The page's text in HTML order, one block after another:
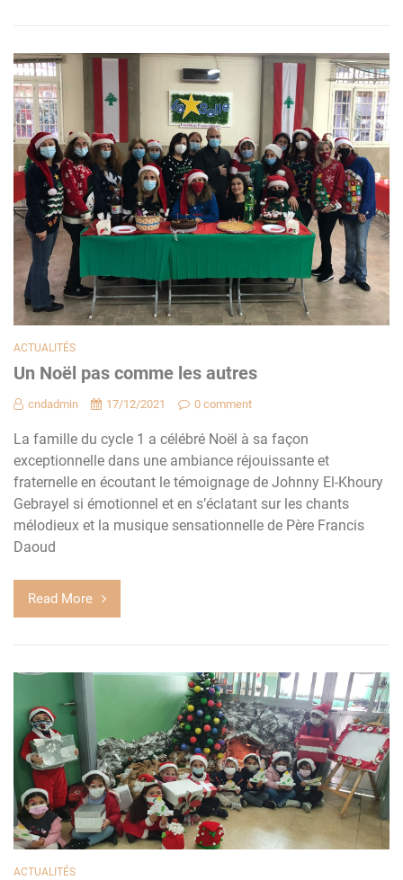
ACTUALITÉS
Un Noël pas comme les autres
cndadmin 17/12/2021 0 comment
La famille du cycle 1 a célébré Noël à sa façon
exceptionnelle dans une ambiance réjouissante et
fraternelle en écoutant le témoignage de Johnny El-Khoury
Gebrayel si émotionnel et en s’éclatant sur les chants
mélodieux et la musique sensationnelle de Père Francis
Daoud
Read More
ACTUALITÉS